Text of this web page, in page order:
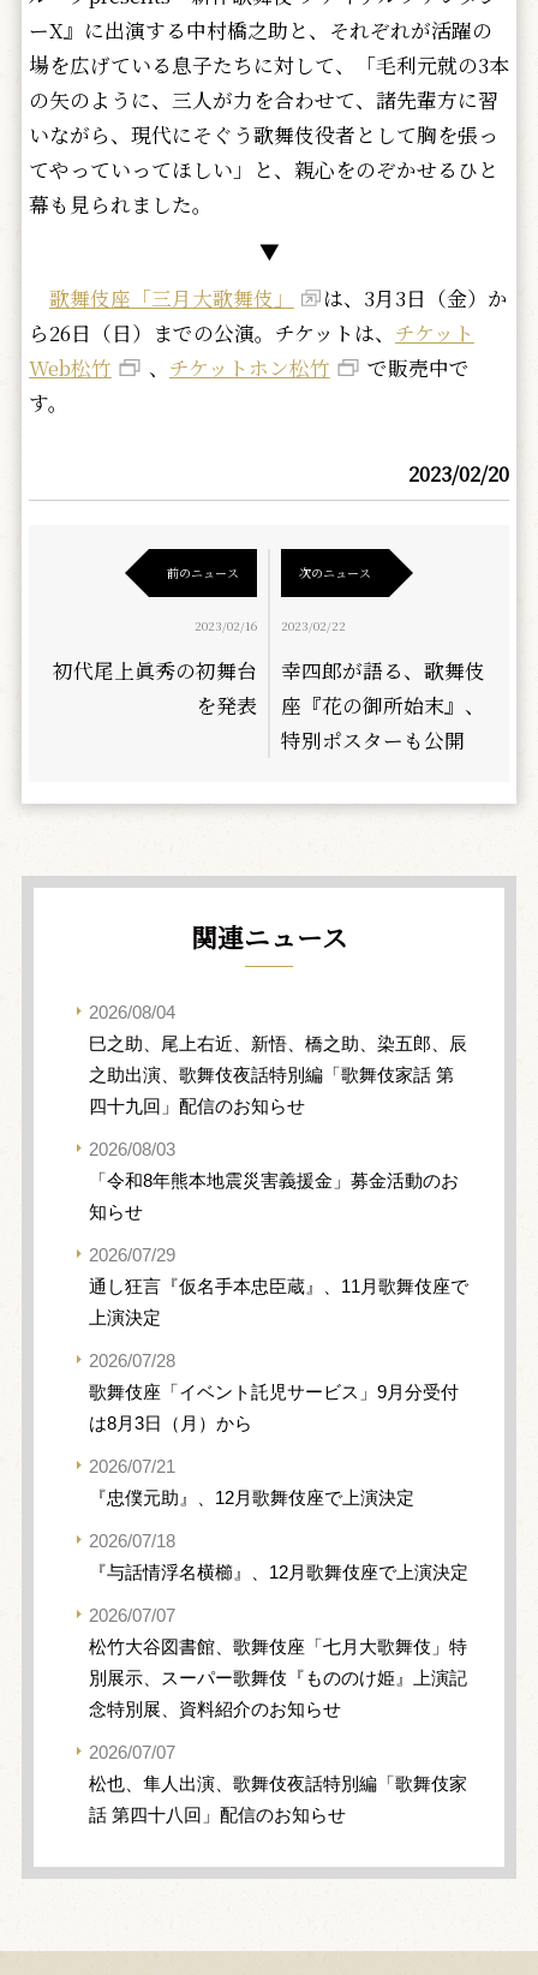
ーX』に出演する中村橋之助と、それぞれが活躍の
場を広げている息子たちに対して、「毛利元就の3本
の矢のように、三人が力を合わせて、諸先輩方に習
いながら、現代にそぐう歌舞伎役者として胸を張っ
てやっていってほしい」と、親心をのぞかせるひと
幕も見られました。
▼
歌舞伎座「三月大歌舞伎」
は、3月3日（金）か
ら26日（日）までの公演。チケットは、 チケット
Web松竹
、 チケットホン松竹
で販売中で
す。
2023/02/20
前のニュース
2023/02/16
初代尾上眞秀の初舞台
を発表
次のニュース
2023/02/22
幸四郎が語る、歌舞伎
座『花の御所始末』、
特別ポスターも公開
関連ニュース
2026/08/04
巳之助、尾上右近、新悟、橋之助、染五郎、辰
之助出演、歌舞伎夜話特別編「歌舞伎家話 第
四十九回」配信のお知らせ
2026/08/03
「令和8年熊本地震災害義援金」募金活動のお
知らせ
2026/07/29
通し狂言『仮名手本忠臣蔵』、11月歌舞伎座で
上演決定
2026/07/28
歌舞伎座「イベント託児サービス」9月分受付
は8月3日（月）から
2026/07/21
『忠僕元助』、12月歌舞伎座で上演決定
2026/07/18
『与話情浮名横櫛』、12月歌舞伎座で上演決定
2026/07/07
松竹大谷図書館、歌舞伎座「七月大歌舞伎」特
別展示、スーパー歌舞伎『もののけ姫』上演記
念特別展、資料紹介のお知らせ
2026/07/07
松也、隼人出演、歌舞伎夜話特別編「歌舞伎家
話 第四十八回」配信のお知らせ